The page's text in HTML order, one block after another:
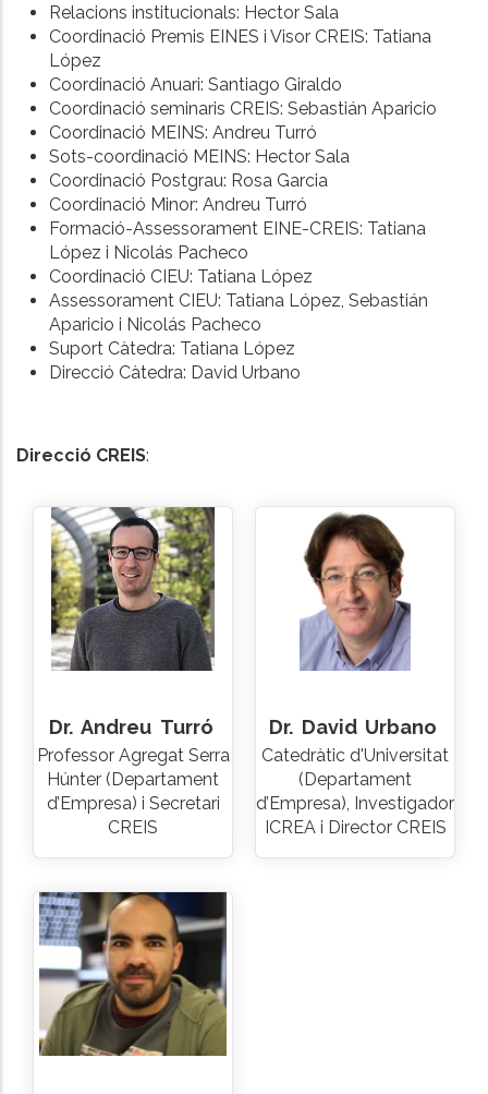
Relacions institucionals: Hector Sala
Coordinació Premis EINES i Visor CREIS: Tatiana
López
Coordinació Anuari: Santiago Giraldo
Coordinació seminaris CREIS: Sebastián Aparicio
Coordinació MEINS: Andreu Turró
Sots-coordinació MEINS: Hector Sala
Coordinació Postgrau: Rosa Garcia
Coordinació Minor: Andreu Turró
Formació-Assessorament EINE-CREIS: Tatiana
López i Nicolás Pacheco
Coordinació CIEU: Tatiana López
Assessorament CIEU: Tatiana López, Sebastián
Aparicio i Nicolás Pacheco
Suport Càtedra: Tatiana López
Direcció Càtedra: David Urbano
Direcció CREIS:
Dr. Andreu Turró
Professor Agregat Serra
Húnter (Departament
d’Empresa) i Secretari
CREIS
Dr. David Urbano
Catedràtic d'Universitat
(Departament
d’Empresa), Investigador
ICREA i Director CREIS